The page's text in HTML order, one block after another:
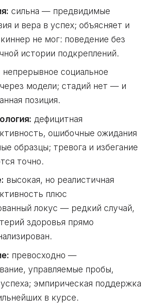
сильна — предвидимые
и вера в успех; объясняет и
не мог: поведение без
истории подкреплений.
непрерывное социальное
модели; стадий нет — и
позиция.
дефицитная
ошибочные ожидания
образцы; тревога и избегание
точно.
высокая, но реалистичная
плюс
локус — редкий случай,
здоровья прямо
превосходно —
управляемые пробы,
эмпирическая поддержка
в курсе.